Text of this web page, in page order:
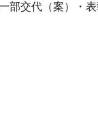
部交代（案）・表